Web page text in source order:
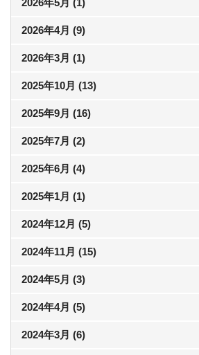
2026年4月 (9)
2026年3月 (1)
2025年10月 (13)
2025年9月 (16)
2025年7月 (2)
2025年6月 (4)
2025年1月 (1)
2024年12月 (5)
2024年11月 (15)
2024年5月 (3)
2024年4月 (5)
2024年3月 (6)